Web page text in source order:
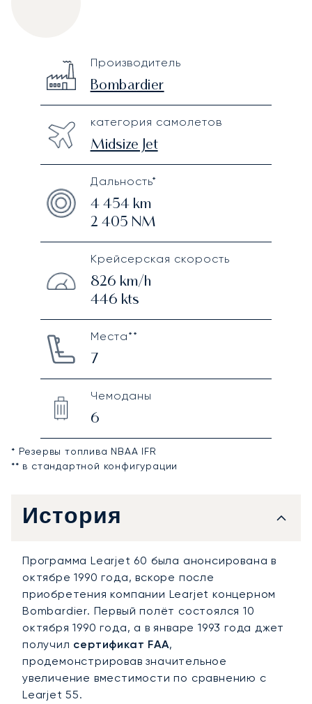
Technical specifications
Производитель
Bombardier
категория самолетов
Midsize Jet
Дальность*
4 454km
2 405 NM
Крейсерская скорость
826 km/h
446 kts
Места**
7
Чемоданы
6
* Резервы топлива NBAA IFR
** в стандартной конфигурации
История
Программа Learjet 60 была анонсирована в
октябре 1990 года, вскоре после
приобретения компании Learjet концерном
Bombardier. Первый полёт состоялся 10
октября 1990 года, а в январе 1993 года джет
получил сертификат FAA,
продемонстрировав значительное
увеличение вместимости по сравнению с
Learjet 55.